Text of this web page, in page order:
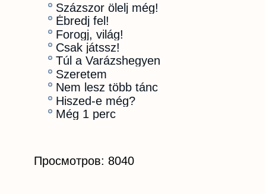
Százszor ölelj még!
Ébredj fel!
Forogj, világ!
Csak játssz!
Túl a Varázshegyen
Szeretem
Nem lesz több tánc
Hiszed-e még?
Még 1 perc
Просмотров: 8040